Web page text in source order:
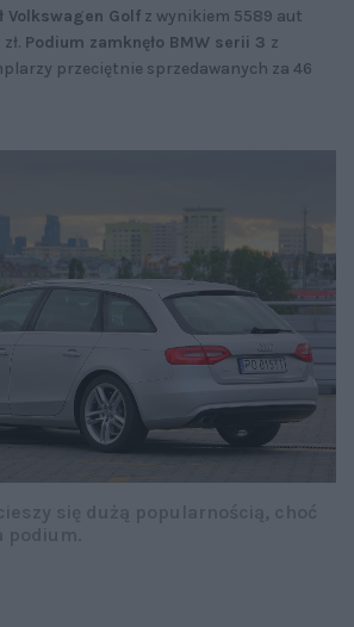
Volkswagen Golf z wynikiem 5589 aut
Podium zamknęło BMW serii 3 z
przeciętnie sprzedawanych za 46